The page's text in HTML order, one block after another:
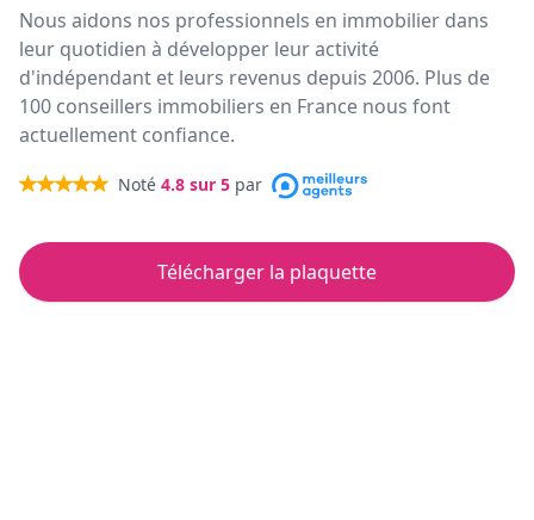
Nous aidons nos professionnels en immobilier dans
leur quotidien à développer leur activité
d'indépendant et leurs revenus depuis 2006. Plus de
100 conseillers immobiliers en France nous font
actuellement confiance.
Noté 4.8 sur 5 par
Télécharger la plaquette